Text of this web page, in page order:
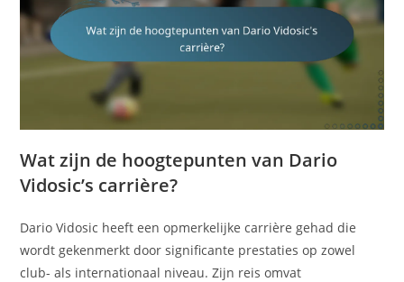
Wat zijn de hoogtepunten van Dario
Vidosic’s carrière?
Dario Vidosic heeft een opmerkelijke carrière gehad die
wordt gekenmerkt door significante prestaties op zowel
club- als internationaal niveau. Zijn reis omvat